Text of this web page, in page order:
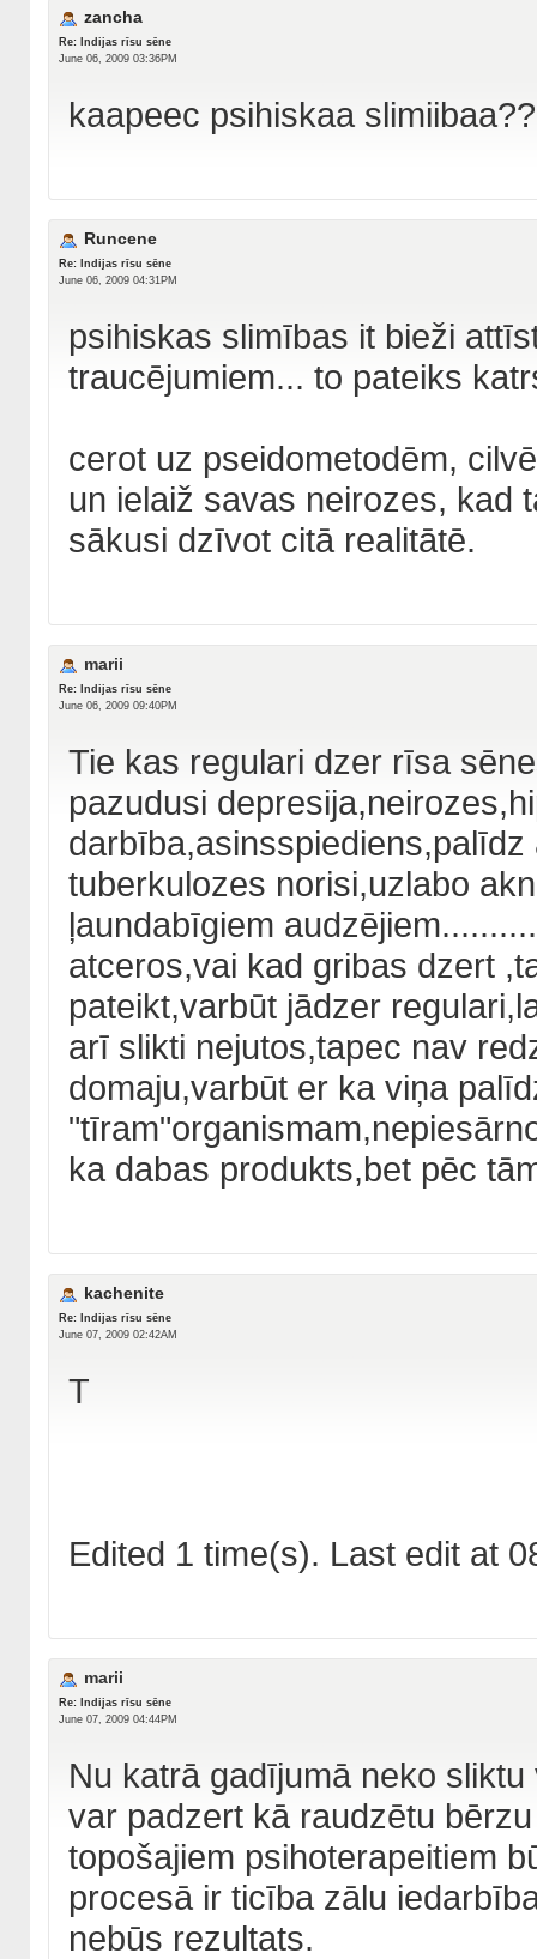
zancha
Re: Indijas rīsu sēne
June 06, 2009 03:36PM
kaapeec psihiskaa
Runcene
Re: Indijas rīsu sēne
June 06, 2009 04:31PM
psihiskas slimības it bieži
traucējumiem... to pateiks
cerot uz pseidometodēm,
un ielaiž savas neirozes, kad
sākusi dzīvot citā realitātē.
marii
Re: Indijas rīsu sēne
June 06, 2009 09:40PM
Tie kas regulari dzer rīsa
pazudusi
tuberkulozes norisi,uzlabo
ļaundabīgiem
atceros,vai kad gribas dzert
pateikt,varbūt jādzer
arī slikti nejutos,tapec nav
domaju,varbūt er ka viņa
ka dabas produkts,bet pēc
kachenite
Re: Indijas rīsu sēne
June 07, 2009 02:42AM
T
Edited 1 time(s). Last edit at
marii
Re: Indijas rīsu sēne
June 07, 2009 04:44PM
Nu katrā gadījumā neko
var padzert kā raudzētu
topošajiem psihoterapeitiem
procesā ir ticība zālu
nebūs rezultats.